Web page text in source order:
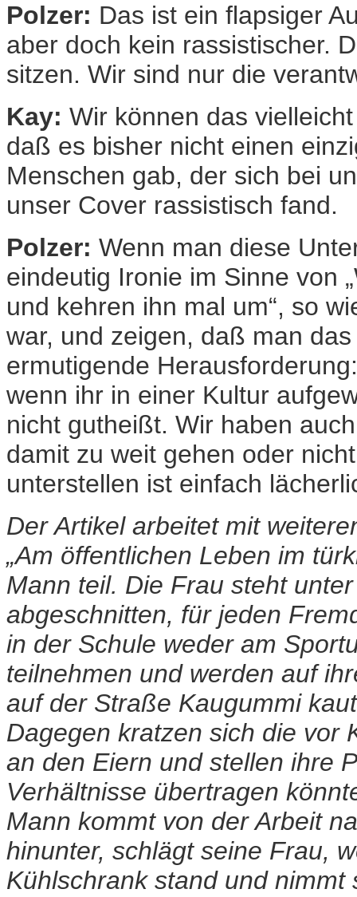
Polzer: Das ist ein flapsiger
aber doch kein rassistischer.
sitzen. Wir sind nur die
Kay: Wir können das
daß es bisher nicht einen
Menschen gab, der sich bei
unser Cover rassistisch fand.
Polzer: Wenn man diese
eindeutig Ironie im Sinne von
und kehren ihn mal um“, so
war, und zeigen, daß man
ermutigende
wenn ihr in einer Kultur
nicht gutheißt. Wir haben
damit zu weit gehen oder
unterstellen ist einfach
Der Artikel arbeitet mit
„Am öffentlichen Leben im
Mann teil. Die Frau steht
abgeschnitten, für jeden
in der Schule weder am
teilnehmen und werden auf
auf der Straße Kaugummi
Dagegen kratzen sich die vor
an den Eiern und stellen ihre
Verhältnisse übertragen
Mann kommt von der Arbeit
hinunter, schlägt seine Frau,
Kühlschrank stand und